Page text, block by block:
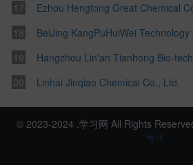
Ezhou Hengtong Great Chemical
BeiJing KangPuHuiWei Technology
Hangzhou Lin'an Tianhong Bio-
Linhai Jinqiao Chemical Co., Ltd.
© 2023-2024 .学习网 All Rights
号-1